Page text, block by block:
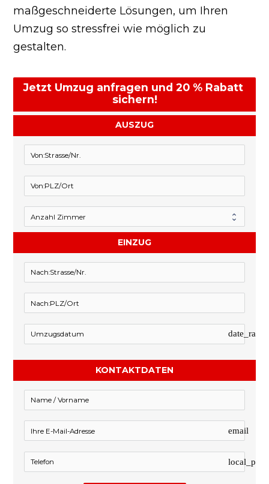
maßgeschneiderte Lösungen, um Ihren
Umzug so stressfrei wie möglich zu
gestalten.
Jetzt Umzug anfragen und 20 % Rabatt
sichern!
AUSZUG
EINZUG
date_range
KONTAKTDATEN
email